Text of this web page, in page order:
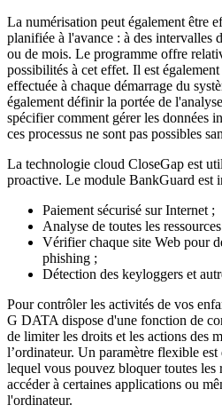
La numérisation peut également être
planifiée à l'avance : à des intervalles
ou de mois. Le programme offre
possibilités à cet effet. Il est
effectuée à chaque démarrage du
également définir la portée de
spécifier comment gérer les données
ces processus ne sont pas possibles
La technologie cloud CloseGap est
proactive. Le module BankGuard est
Paiement sécurisé sur Internet ;
Analyse de toutes les
Vérifier chaque site Web pour
phishing ;
Détection des keyloggers et
Pour contrôler les activités de vos
G DATA dispose d'une fonction de
de limiter les droits et les actions des
l’ordinateur. Un paramètre flexible
lequel vous pouvez bloquer toutes les
accéder à certaines applications ou
l'ordinateur.